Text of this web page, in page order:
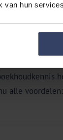
van hun
controle
alle voordelen: